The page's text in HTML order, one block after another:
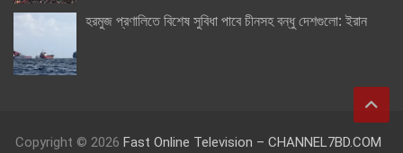
হরমুজ প্রণালিতে বিশেষ সুবিধা পাবে চীনসহ বন্ধু দেশগুলো: ইরান
Copyright © 2026 Fast Online Television – CHANNEL7BD.COM